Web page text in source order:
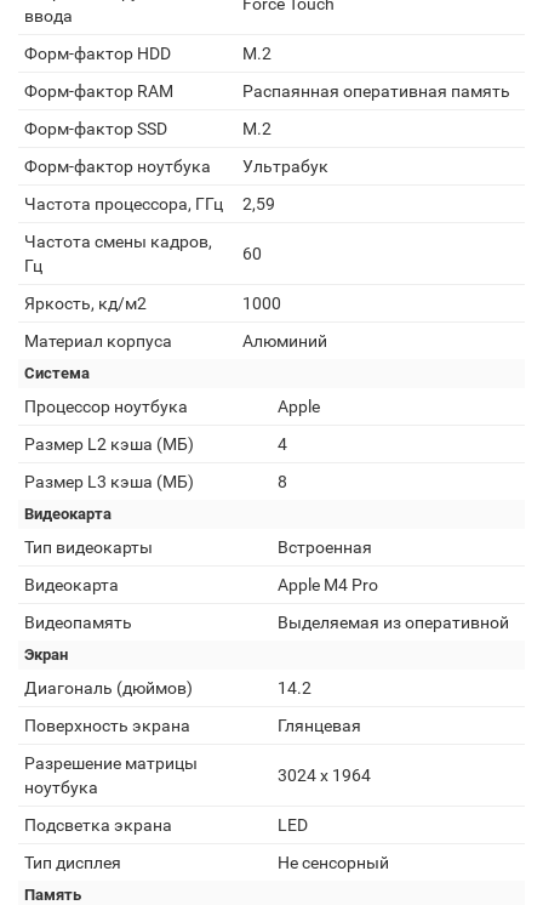
ввода
Форм-фактор HDD
M.2
Форм-фактор RAM
Распаянная оперативная память
Форм-фактор SSD
M.2
Форм-фактор ноутбука
Ультрабук
Частота процессора, ГГц
2,59
Частота смены кадров,
Гц
60
Яркость, кд/м2
1000
Материал корпуса
Алюминий
Система
Процессор ноутбука
Apple
Размер L2 кэша (МБ)
4
Размер L3 кэша (МБ)
8
Видеокарта
Тип видеокарты
Встроенная
Видеокарта
Apple M4 Pro
Видеопамять
Выделяемая из оперативной
Экран
Диагональ (дюймов)
14.2
Поверхность экрана
Глянцевая
Разрешение матрицы
ноутбука
3024 x 1964
Подсветка экрана
LED
Тип дисплея
Не сенсорный
Память